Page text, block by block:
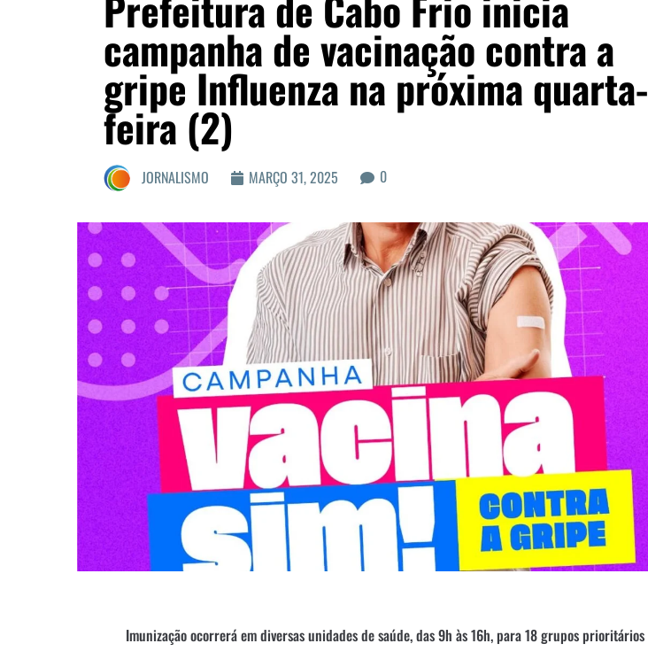
campanha de vacinação contra a
gripe Influenza na próxima quarta-
feira (2)
JORNALISMO MARÇO 31, 2025 0
Imunização ocorrerá em diversas unidades de saúde, das 9h às 16h, para 18 grupos prioritários